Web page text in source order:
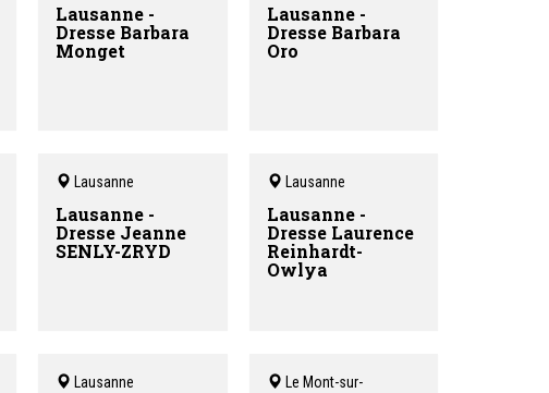
Lausanne -
Dresse Barbara
Monget
Lausanne -
Dresse Barbara
Oro
Lausanne
Lausanne -
Dresse Jeanne
SENLY-ZRYD
Lausanne
Lausanne -
Dresse Laurence
Reinhardt-
Owlya
Lausanne
Le Mont-sur-